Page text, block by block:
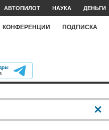
АВТОПИЛОТ НАУКА ДЕНЬГИ
КОНФЕРЕНЦИИ ПОДПИСКА